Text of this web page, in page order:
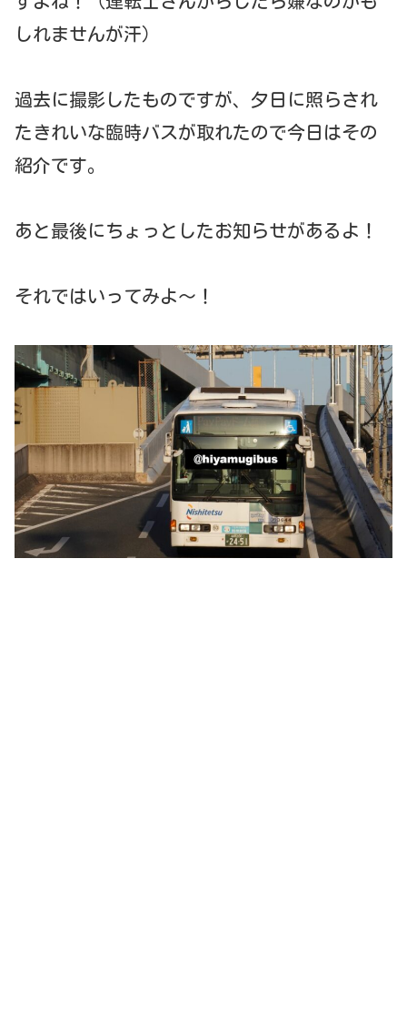
しれませんが汗）
過去に撮影したものですが、夕日に照らされ
たきれいな臨時バスが取れたので今日はその
紹介です。
あと最後にちょっとしたお知らせがあるよ！
それではいってみよ～！